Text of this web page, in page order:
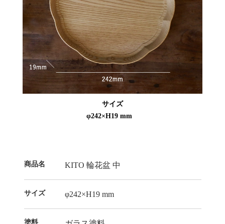
サイズ
φ242×H19 mm
商品名 KITO 輪花盆 中
サイズ φ242×H19 mm
塗料